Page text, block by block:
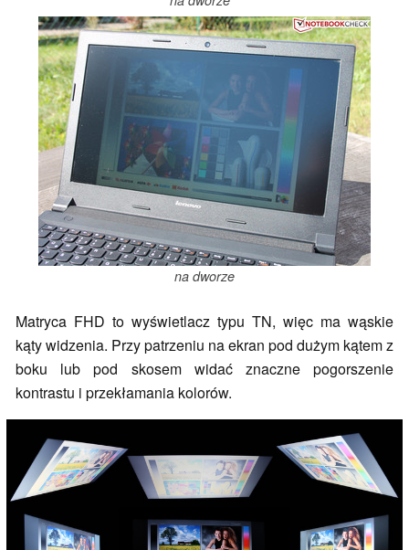
na dworze
Matryca FHD to wyświetlacz typu TN, więc ma wąskie
kąty widzenia. Przy patrzeniu na ekran pod dużym kątem z
boku lub pod skosem widać znaczne pogorszenie
kontrastu i przekłamania kolorów.